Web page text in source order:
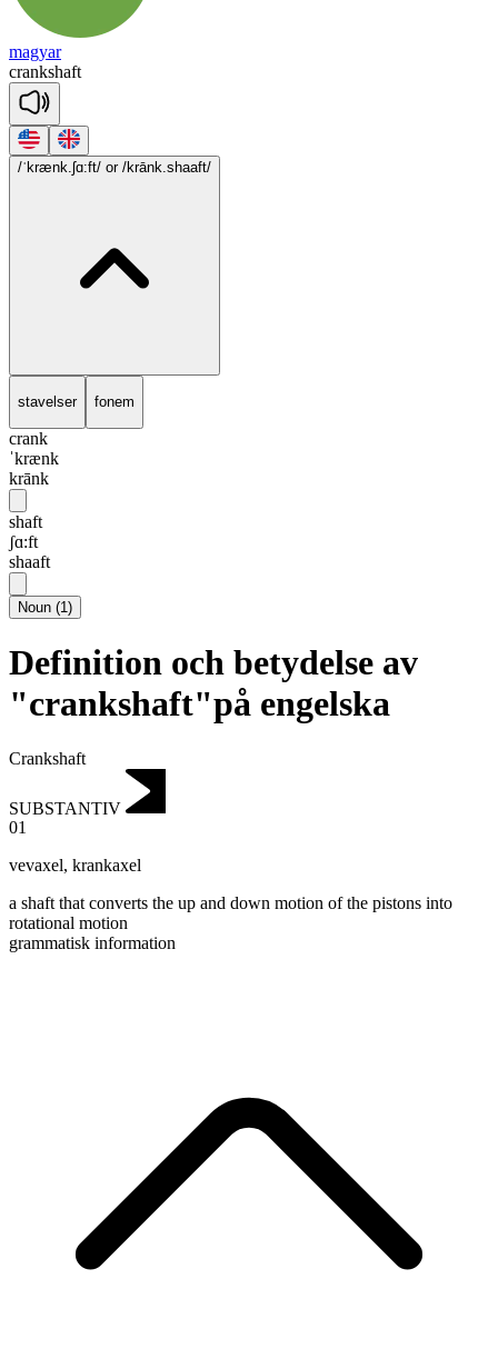
magyar
crankshaft
/ˈkrænk.ʃɑ:ft/ or /krānk.shaaft/
stavelser fonem
crank
ˈkrænk
krānk
shaft
ʃɑ:ft
shaaft
Noun (1)
Definition och betydelse av
"crankshaft"på engelska
Crankshaft
SUBSTANTIV
01
vevaxel, krankaxel
a shaft that converts the up and down motion of the pistons into
rotational motion
grammatisk information